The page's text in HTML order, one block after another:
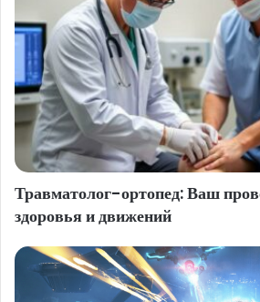
Травматолог-ортопед: Ваш
здоровья и движений